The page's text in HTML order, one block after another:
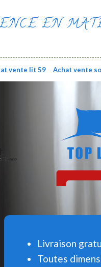
EN
vente lit 59 Achat vente
Livraison
Toutes